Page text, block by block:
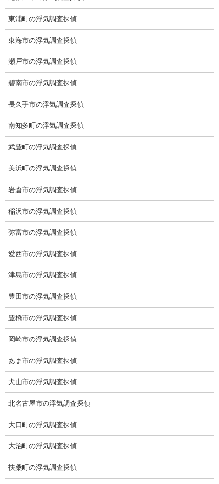
無料相談専用電話 10:00～17:00〔不定休〕
070-2678-3739
お問い合わせフォーム
お気軽にお問合せください
総合探偵社ミライリサーチ
愛知県名古屋市中区栄3-7ｰ4
愛知県名古屋市中区新栄2丁目41-11
ベストビル6B
子供のお迎え、パート、お仕事の都合などで、お時間のない方、
愛知県内でご面談場所のご要望がございましたら、お申し付けく
ださい。
東浦町の浮気調査探偵
東海市の浮気調査探偵
瀬戸市の浮気調査探偵
碧南市の浮気調査探偵
長久手市の浮気調査探偵
南知多町の浮気調査探偵
武豊町の浮気調査探偵
美浜町の浮気調査探偵
岩倉市の浮気調査探偵
稲沢市の浮気調査探偵
弥富市の浮気調査探偵
愛西市の浮気調査探偵
津島市の浮気調査探偵
豊田市の浮気調査探偵
豊橋市の浮気調査探偵
岡崎市の浮気調査探偵
あま市の浮気調査探偵
犬山市の浮気調査探偵
北名古屋市の浮気調査探偵
大口町の浮気調査探偵
大治町の浮気調査探偵
扶桑町の浮気調査探偵